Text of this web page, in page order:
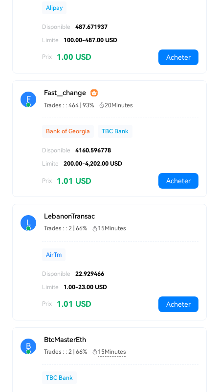
Alipay
Disponible
487.671937
Limite
100.00-487.00 USD
Prix 1.00 USD Acheter
F
Fast__change
Trades : : 464 | 93% 20Minutes
Bank of Georgia TBC Bank
Disponible
4160.596778
Limite
200.00-4,202.00 USD
Prix 1.01 USD Acheter
L
LebanonTransac
Trades : : 2 | 66% 15Minutes
AirTm
Disponible
22.929466
Limite
1.00-23.00 USD
Prix 1.01 USD Acheter
B
BtcMasterEth
Trades : : 2 | 66% 15Minutes
TBC Bank